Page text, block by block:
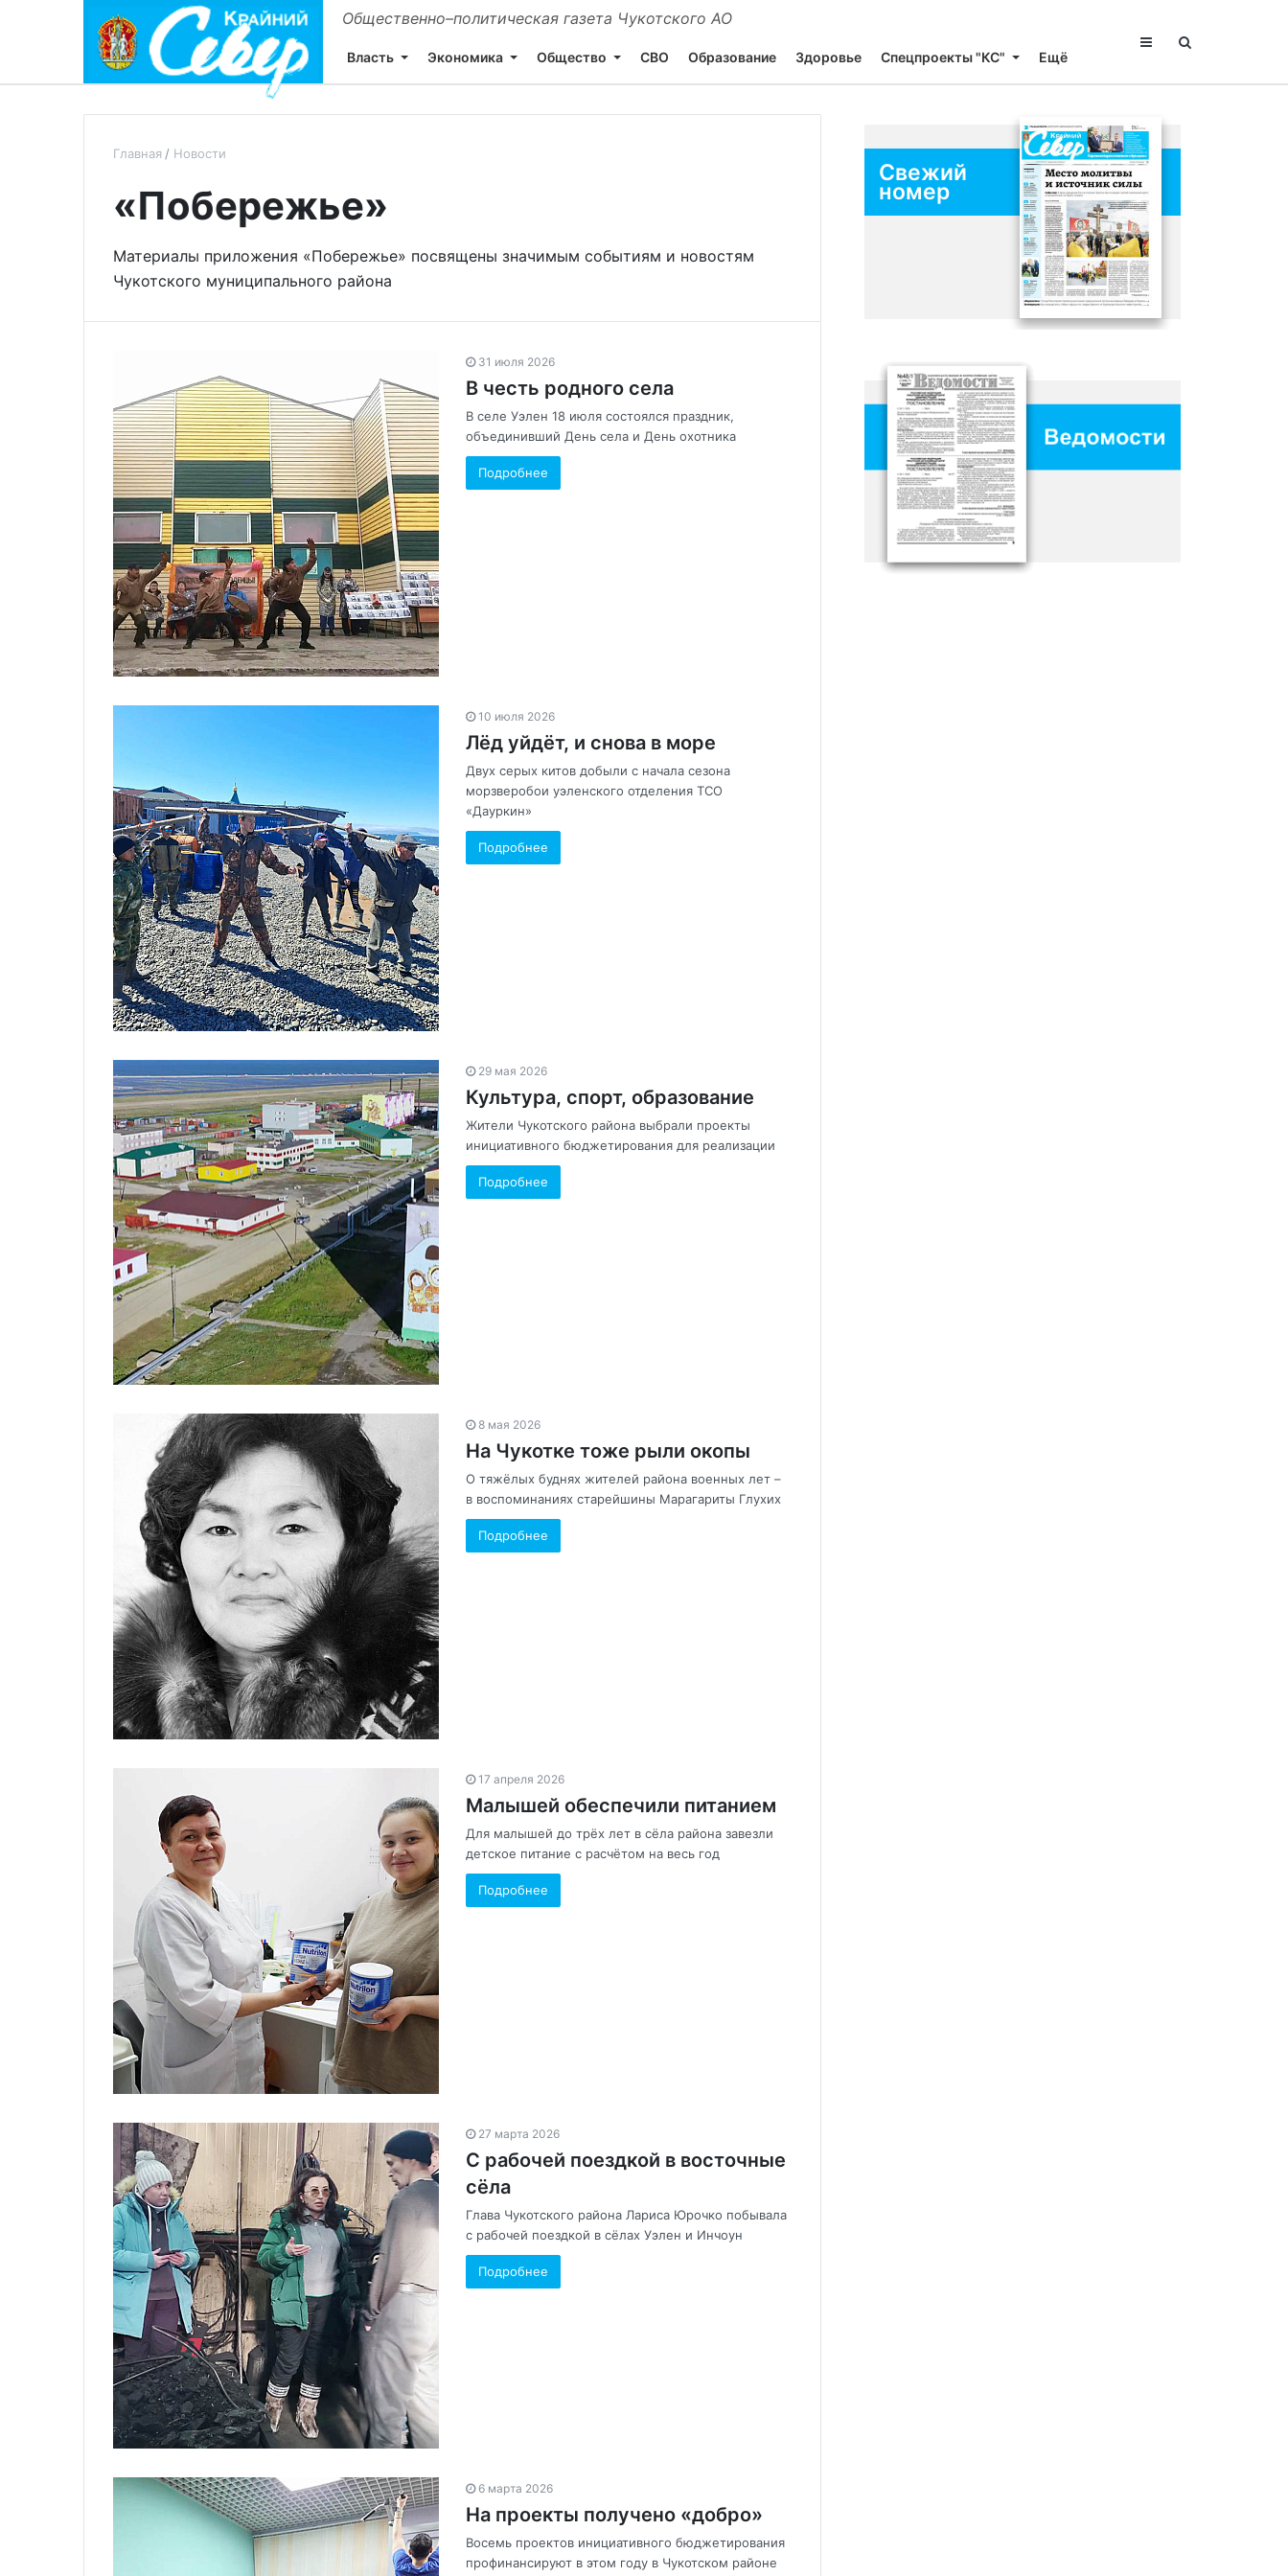
Общественно–политическая газета Чукотского АО
Власть Экономика Общество СВО Образование Здоровье Спецпроекты "КС" Ещё
Главная Новости
«Побережье»
Материалы приложения «Побережье» посвящены значимым событиям и новостям
Чукотского муниципального района
31 июля 2026
В честь родного села
В селе Уэлен 18 июля состоялся праздник,
объединивший День села и День охотника
Подробнее
10 июля 2026
Лёд уйдёт, и снова в море
Двух серых китов добыли с начала сезона
морзверобои уэленского отделения ТСО
«Дауркин»
Подробнее
29 мая 2026
Культура, спорт, образование
Жители Чукотского района выбрали проекты
инициативного бюджетирования для реализации
Подробнее
8 мая 2026
На Чукотке тоже рыли окопы
О тяжёлых буднях жителей района военных лет –
в воспоминаниях старейшины Марагариты Глухих
Подробнее
17 апреля 2026
Малышей обеспечили питанием
Для малышей до трёх лет в сёла района завезли
детское питание с расчётом на весь год
Подробнее
27 марта 2026
С рабочей поездкой в восточные
сёла
Глава Чукотского района Лариса Юрочко побывала
с рабочей поездкой в сёлах Уэлен и Инчоун
Подробнее
6 марта 2026
На проекты получено «добро»
Восемь проектов инициативного бюджетирования
профинансируют в этом году в Чукотском районе
Свежий
номер